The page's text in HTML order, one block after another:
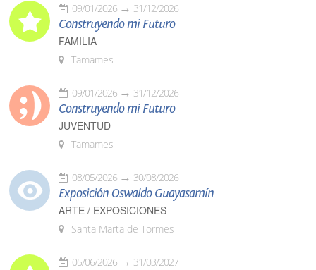
09/01/2026 31/12/2026
Construyendo mi Futuro
FAMILIA
Tamames
09/01/2026 31/12/2026
Construyendo mi Futuro
JUVENTUD
Tamames
08/05/2026 30/08/2026
Exposición Oswaldo Guayasamín
ARTE / EXPOSICIONES
Santa Marta de Tormes
05/06/2026 31/03/2027